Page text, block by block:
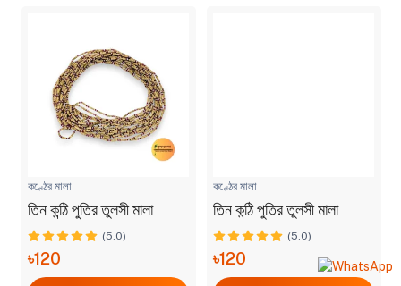
কণ্ঠের মালা
তিন কন্ঠি পুতির তুলসী মালা
(5.0)
৳120
কণ্ঠের মালা
তিন কন্ঠি পুতির তুলসী মালা
(5.0)
৳120